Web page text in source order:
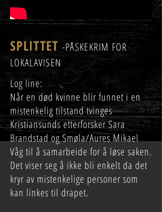
SPLITTET -PÅSKEKRIM FOR
LOKALAVISEN
Log line:
Når en død kvinne blir funnet i en
mistenkelig tilstand tvinges
Kristiansunds etterforsker Sara
Brandstad og Smøla/Aures Mikael
Våg til å samarbeide for å løse saken.
Det viser seg å ikke bli enkelt da det
kryr av mistenkelige personer som
kan linkes til drapet.